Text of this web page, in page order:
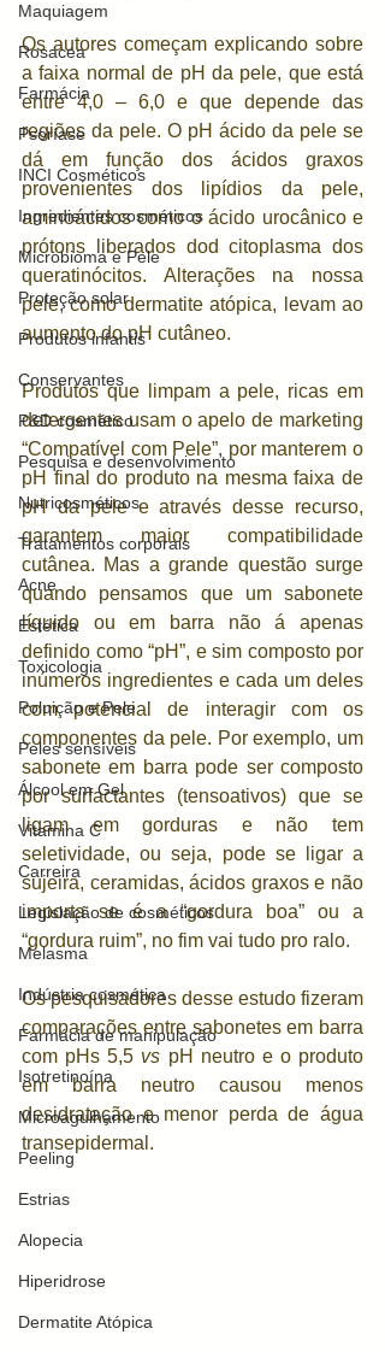
Maquiagem
Rosacea
Farmácia
Psoríase
INCI Cosméticos
Ingredientes cosméticos
Microbioma e Pele
Proteção solar
Produtos infantis
Conservantes
P&D cosmético
Pesquisa e desenvolvimento
Nutricosméticos
Tratamentos corporais
Acne
Estética
Toxicologia
Poluição e Pele
Peles sensíveis
Álcool em Gel
Vitamina C
Carreira
Legislação de cosméticos
Melasma
Indústria cosmética
Farmácia de manipulação
Isotretinoína
Microagulhamento
Peeling
Estrias
Alopecia
Hiperidrose
Dermatite Atópica
Os autores começam explicando sobre
a faixa normal de pH da pele, que está
entre 4,0 – 6,0 e que depende das
regiões da pele. O pH ácido da pele se
dá em função dos ácidos graxos
provenientes dos lipídios da pele,
aminoácidos como o ácido urocânico e
prótons liberados dod citoplasma dos
queratinócitos. Alterações na nossa
pele, como dermatite atópica, levam ao
aumento do pH cutâneo.
Produtos que limpam a pele, ricas em
detergentes usam o apelo de marketing
“Compatível com Pele”, por manterem o
pH final do produto na mesma faixa de
pH da pele e através desse recurso,
garantem maior compatibilidade
cutânea. Mas a grande questão surge
quando pensamos que um sabonete
líquido ou em barra não á apenas
definido como “pH”, e sim composto por
inúmeros ingredientes e cada um deles
com potencial de interagir com os
componentes da pele. Por exemplo, um
sabonete em barra pode ser composto
por surfactantes (tensoativos) que se
ligam em gorduras e não tem
seletividade, ou seja, pode se ligar a
sujeira, ceramidas, ácidos graxos e não
importa se é a “gordura boa” ou a
“gordura ruim”, no fim vai tudo pro ralo.
Os pesquisadores desse estudo fizeram
comparações entre sabonetes em barra
com pHs 5,5 vs pH neutro e o produto
em barra neutro causou menos
desidratação e menor perda de água
transepidermal.